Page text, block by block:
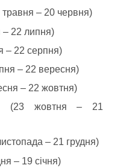
– 20 червня)
– 22 липня)
– 22 серпня)
– 22 вересня)
– 22 жовтня)
(23 жовтня – 21
– 21 грудня)
– 19 січня)